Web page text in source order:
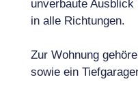
unverbaute
in alle Richtungen.
Zur Wohnung
sowie ein